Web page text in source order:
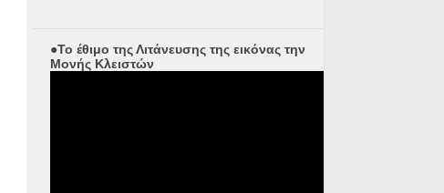
●Το έθιμο της Λιτάνευσης της εικόνας την
Μονής Κλειστών